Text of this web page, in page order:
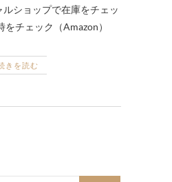
ショップで在庫をチェッ
チェック（Amazon）
きを読む